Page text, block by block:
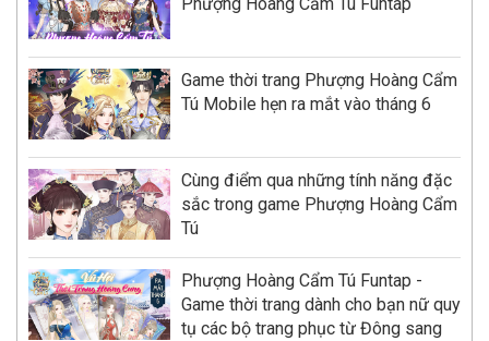
Phượng Hoàng Cẩm Tú Funtap
Game thời trang Phượng Hoàng Cẩm
Tú Mobile hẹn ra mắt vào tháng 6
Cùng điểm qua những tính năng đặc
sắc trong game Phượng Hoàng Cẩm
Tú
Phượng Hoàng Cẩm Tú Funtap -
Game thời trang dành cho bạn nữ quy
tụ các bộ trang phục từ Đông sang